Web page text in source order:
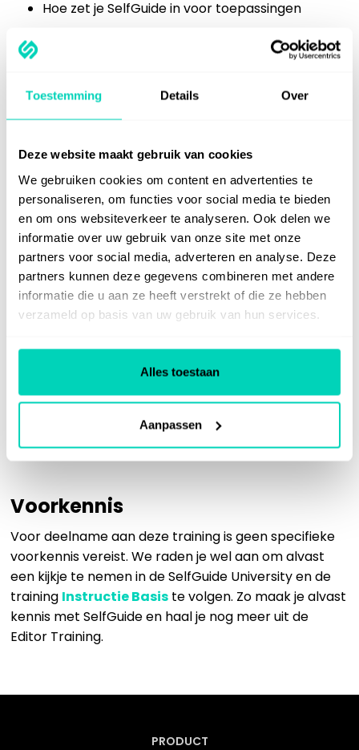
Toestemming Details Over
Deze website maakt gebruik van cookies
We gebruiken cookies om content en advertenties te
personaliseren, om functies voor social media te bieden
en om ons websiteverkeer te analyseren. Ook delen we
informatie over uw gebruik van onze site met onze
partners voor social media, adverteren en analyse. Deze
partners kunnen deze gegevens combineren met andere
informatie die u aan ze heeft verstrekt of die ze hebben
verzameld op basis van uw gebruik van hun services.
Alles toestaan
Aanpassen
Hoe zet je SelfGuide in voor toepassingen
Doelgroep
De training SelfGuide Editor is geschikt voor iedereen
die zich bezig houdt met het ontwikkelen en
Resultaat
Na afloop van deze training:
Maak je razendsnel intuïtieve instructies
Weet je hoe je instructies gebruikt in
handleidingen en trainingen
Deel je effectief instructies, handleidingen en
trainingen met collega's
Verwerk je pro- en reactieve feedback van
trainingen eenvoudig aan
Ben je bekend met de nieuwe ontwikkelingen in
SelfGuide
Voorkennis
Voor deelname aan deze training is geen specifieke
voorkennis vereist. We raden je wel aan om alvast
een kijkje te nemen in de SelfGuide University en de
training Instructie Basis te volgen. Zo maak je alvast
kennis met SelfGuide en haal je nog meer uit de
Editor Training.
PRODUCT